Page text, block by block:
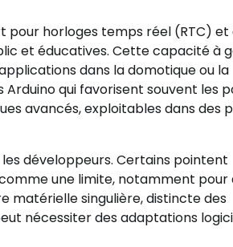
horloges temps réel (RTC) et
et éducatives. Cette capacité à
dans la domotique ou la
qui favorisent souvent les
avancés, exploitables dans des
développeurs. Certains pointent
une limite, notamment pour
matérielle singulière, distincte des
nécessiter des adaptations